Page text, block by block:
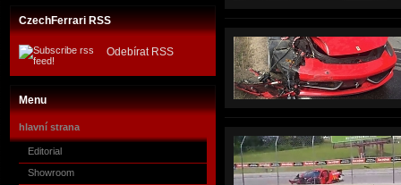
CzechFerrari RSS
Odebírat RSS
Menu
hlavní strana
Editorial
Showroom